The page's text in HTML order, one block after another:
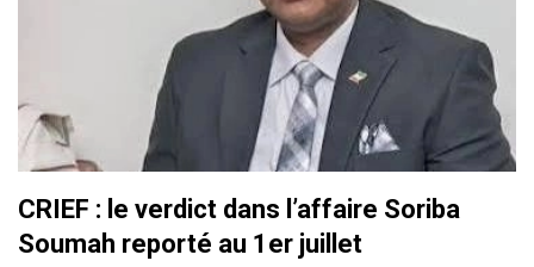
CRIEF : le verdict dans l’affaire Soriba
Soumah reporté au 1er juillet